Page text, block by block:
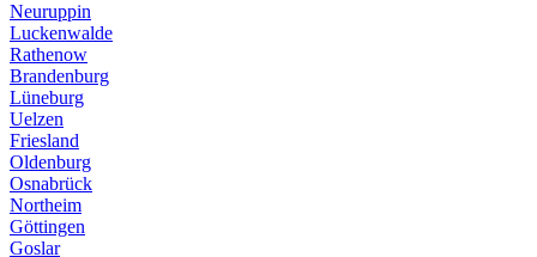
Neuruppin
Luckenwalde
Rathenow
Brandenburg
Lüneburg
Uelzen
Friesland
Oldenburg
Osnabrück
Northeim
Göttingen
Goslar